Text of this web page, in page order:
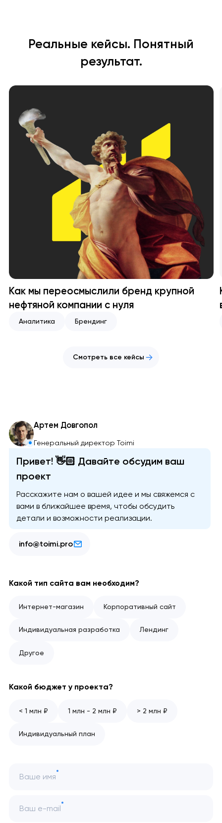
Реальные кейсы. Понятный
результат.
Как мы переосмыслили бренд крупной
нефтяной компании с нуля
Аналитика Брендинг
Смотреть все кейсы
Артем Довгопол
Генеральный директор Toimi
Привет! 👋🏻 Давайте обсудим ваш
проект
Расскажите нам о вашей идее и мы свяжемся с
вами в ближайшее время, чтобы обсудить
детали и возможности реализации.
info@toimi.pro
Какой тип сайта вам необходим?
Интернет-магазин Корпоративный сайт
Индивидуальная разработка Лендинг
Другое
Какой бюджет у проекта?
< 1 млн ₽ 1 млн - 2 млн ₽ > 2 млн ₽
Индивидуальный план
Ваше имя
Ваш e-mail